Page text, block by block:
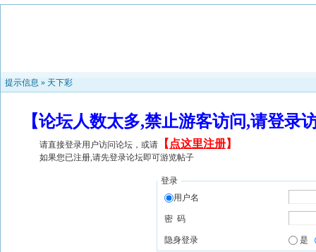
提示信息 » 天下彩
【论坛人数太多,禁止游客访问,请登
请直接登录用户访问论坛，或请 【 点这里注册】
如果您已注册,请先登录论坛即可游览帖子
登录
用户名
密 码
隐身登录 是